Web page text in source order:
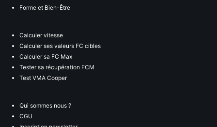
Forme et Bien-Être
Calculer vitesse
Calculer ses valeurs FC cibles
Calculer sa FC Max
Tester sa récupération FCM
Test VMA Cooper
Qui sommes nous ?
CGU